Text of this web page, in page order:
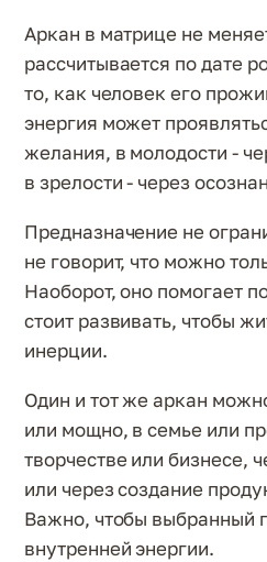
Аркан в матрице не
рассчитывается по дате
то, как человек его
энергия может
желания, в молодости -
в зрелости - через
Предназначение не
не говорит, что можно
Наоборот, оно помогает
стоит развивать, чтобы
инерции.
Один и тот же аркан
или мощно, в семье или
творчестве или бизнесе,
или через создание
Важно, чтобы выбранный
внутренней энергии.